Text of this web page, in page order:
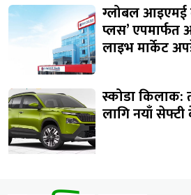
ग्लोबल आइएमई
प्लस’ एपमार्फत
लाइभ मार्केट
स्कोडा किलाक:
लागि नयाँ सेफ्टी